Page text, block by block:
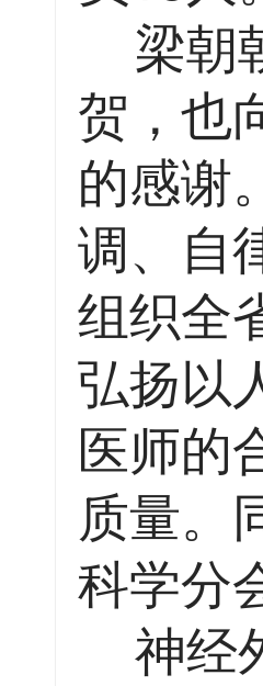
梁朝
贺，也
的感谢
调、自
组织全
弘扬以
医师的
质量。
科学分
神经